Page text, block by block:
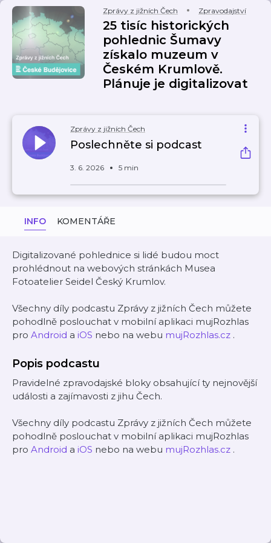
Zprávy z jižních Čech Zpravodajství
25 tisíc historických
pohlednic Šumavy
získalo muzeum v
Českém Krumlově.
Plánuje je digitalizovat
Zprávy z jižních Čech
Poslechněte si podcast
3. 6. 2026 5 min
INFO KOMENTÁŘE
Digitalizované pohlednice si lidé budou moct
prohlédnout na webových stránkách Musea
Fotoatelier Seidel Český Krumlov.
Všechny díly podcastu Zprávy z jižních Čech můžete
pohodlně poslouchat v mobilní aplikaci mujRozhlas
pro Android a iOS nebo na webu mujRozhlas.cz .
Popis podcastu
Pravidelné zpravodajské bloky obsahující ty nejnovější
události a zajímavosti z jihu Čech.
Všechny díly podcastu Zprávy z jižních Čech můžete
pohodlně poslouchat v mobilní aplikaci mujRozhlas
pro Android a iOS nebo na webu mujRozhlas.cz .